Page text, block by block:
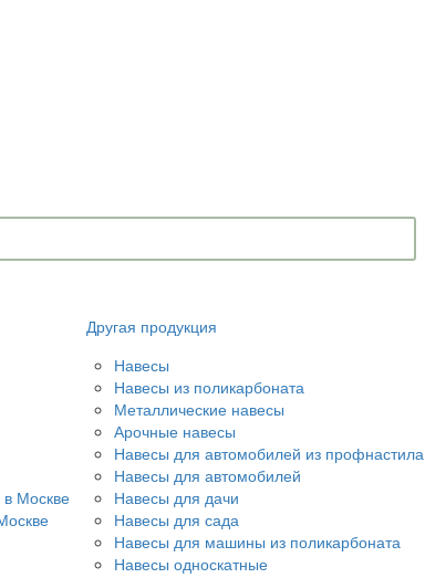
Москве
Другая продукция
Навесы
Навесы из поликарбоната
Металлические навесы
Арочные навесы
Навесы для автомобилей из профнастила
Навесы для автомобилей
Навесы для дачи
Навесы для сада
Навесы для машины из поликарбоната
Навесы односкатные